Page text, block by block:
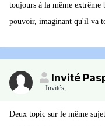
toujours à la même extrême
pouvoir, imaginant qu'il va
Invité
Invités,
Deux topic sur le même